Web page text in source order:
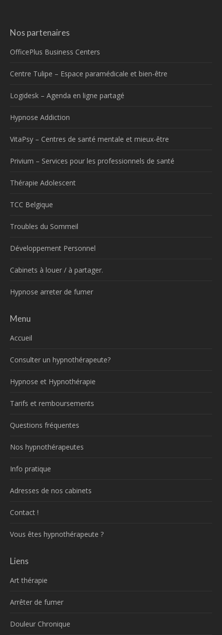
Nos partenaires
OfficePlus Business Centers
Centre Tulipe – Espace paramédicale et bien-être
Logidesk – Agenda en ligne partagé
Hypnose Addiction
VitaPsy – Centres de santé mentale et mieux-être
Privium – Services pour les professionnels de santé
Thérapie Adolescent
TCC Belgique
Troubles du Sommeil
Développement Personnel
Cabinets à louer / à partager.
Hypnose arreter de fumer
Menu
Accueil
Consulter un hypnothérapeute?
Hypnose et Hypnothérapie
Tarifs et remboursements
Questions fréquentes
Nos hypnothérapeutes
Info pratique
Adresses de nos cabinets
Contact !
Vous êtes hypnothérapeute ?
Liens
Art thérapie
Arrêter de fumer
Douleur Chronique